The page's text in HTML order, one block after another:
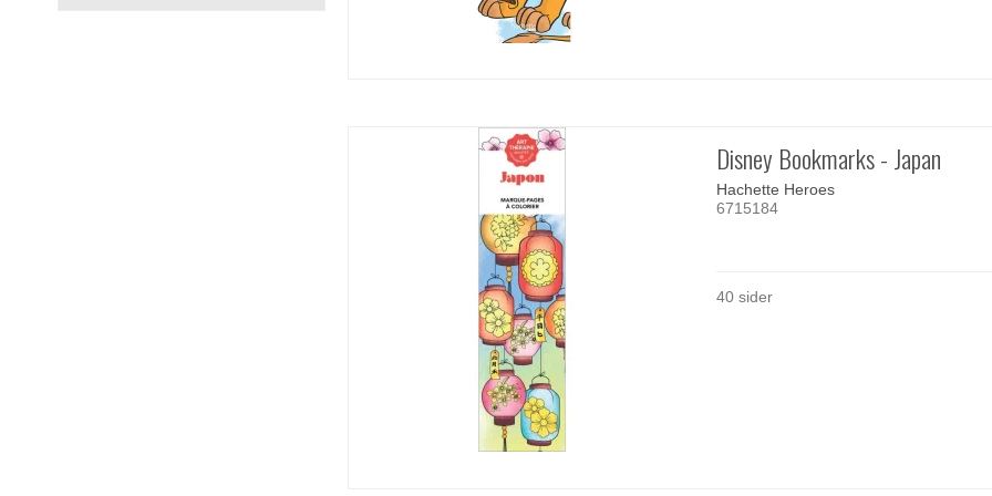
Disney Bookmarks - Japan
Hachette Heroes
6715184
40 sider